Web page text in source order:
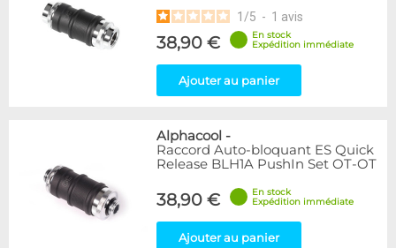
1 /5 - 1 avis
38,90 €
En stock
Expédition immédiate
Ajouter au panier
Alphacool -
Raccord Auto-bloquant ES Quick
Release BLH1A PushIn Set OT-OT
38,90 €
En stock
Expédition immédiate
Ajouter au panier